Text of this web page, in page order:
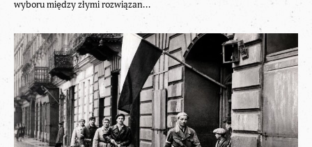
wyboru między złymi rozwiązan...